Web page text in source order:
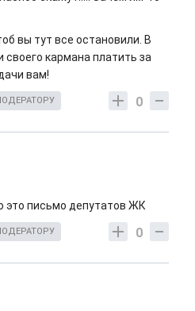
вы тут все остановили. В
своего кармана платить за
вам!
0
письмо депутатов ЖК
0